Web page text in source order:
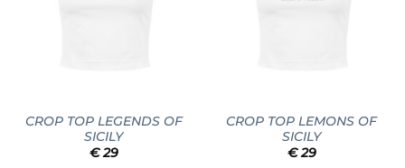
CROP TOP LEGENDS OF
SICILY
€29
CROP TOP LEMONS OF
SICILY
€29